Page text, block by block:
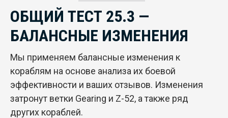
ОБЩИЙ ТЕСТ 25.3 —
БАЛАНСНЫЕ ИЗМЕНЕНИЯ
Мы применяем балансные изменения к
кораблям на основе анализа их боевой
эффективности и ваших отзывов. Изменения
затронут ветки Gearing и Z-52, а также ряд
других кораблей.